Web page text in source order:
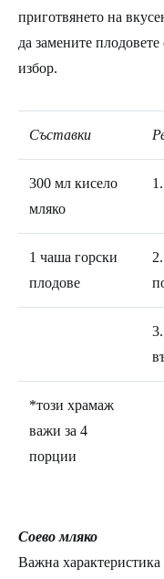
приготвянето на
да замените
избор.
Съставки
300 мл кисело
мляко
1 чаша горски
плодове
*този храмаж
важи за 4
порции
Соево мляко
Важна характеристика